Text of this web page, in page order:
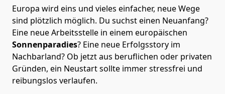
Europa wird eins und vieles einfacher, neue Wege
sind plötzlich möglich. Du suchst einen Neuanfang?
Eine neue Arbeitsstelle in einem europäischen
Sonnenparadies? Eine neue Erfolgsstory im
Nachbarland? Ob jetzt aus beruflichen oder privaten
Gründen, ein Neustart sollte immer stressfrei und
reibungslos verlaufen.